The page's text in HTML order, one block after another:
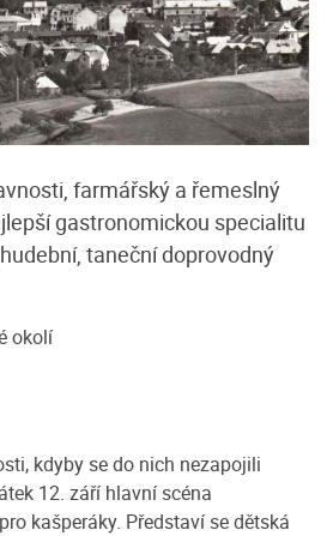
farmářský a řemeslný
gastronomickou specialitu
taneční doprovodný
okolí
kdyby se do nich nezapojili
12. září hlavní scéna
kašperáky. Představí se dětská